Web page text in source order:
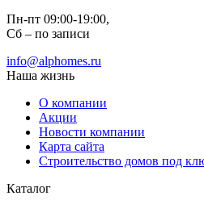
Пн-пт 09:00-19:00,
Сб – по записи
info@alphomes.ru
Наша жизнь
О компании
Акции
Новости компании
Карта сайта
Строительство домов под
Каталог